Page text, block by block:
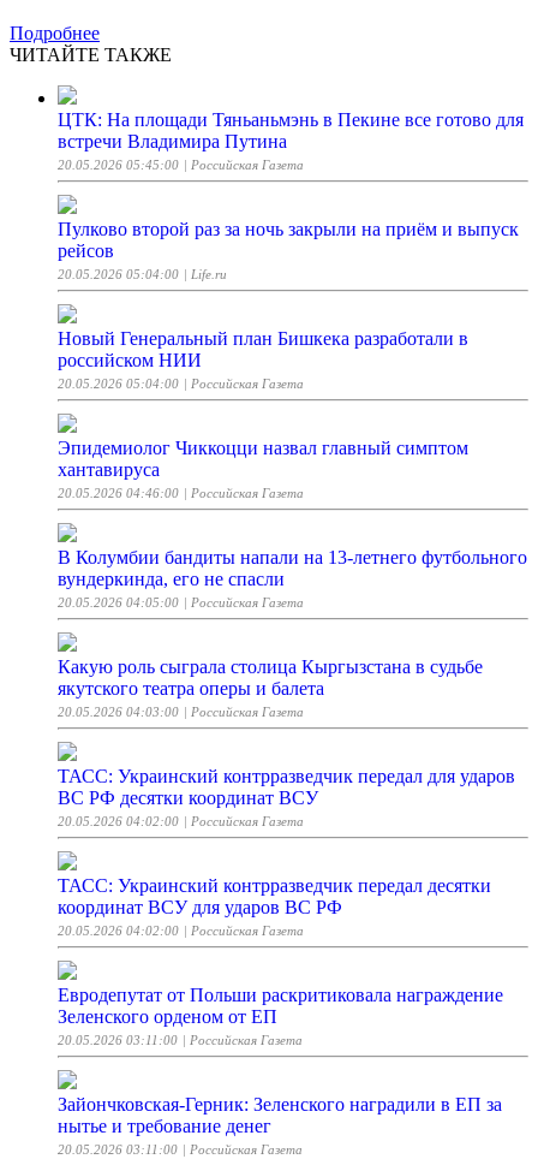
Подробнее
ЧИТАЙТЕ ТАКЖЕ
ЦТК: На площади Тяньаньмэнь в Пекине все готово для
встречи Владимира Путина
20.05.2026 05:45:00 | Российская Газета
Пулково второй раз за ночь закрыли на приём и выпуск
рейсов
20.05.2026 05:04:00 | Life.ru
Новый Генеральный план Бишкека разработали в
российском НИИ
20.05.2026 05:04:00 | Российская Газета
Эпидемиолог Чиккоцци назвал главный симптом
хантавируса
20.05.2026 04:46:00 | Российская Газета
В Колумбии бандиты напали на 13-летнего футбольного
вундеркинда, его не спасли
20.05.2026 04:05:00 | Российская Газета
Какую роль сыграла столица Кыргызстана в судьбе
якутского театра оперы и балета
20.05.2026 04:03:00 | Российская Газета
ТАСС: Украинский контрразведчик передал для ударов
ВС РФ десятки координат ВСУ
20.05.2026 04:02:00 | Российская Газета
ТАСС: Украинский контрразведчик передал десятки
координат ВСУ для ударов ВС РФ
20.05.2026 04:02:00 | Российская Газета
Евродепутат от Польши раскритиковала награждение
Зеленского орденом от ЕП
20.05.2026 03:11:00 | Российская Газета
Зайончковская-Герник: Зеленского наградили в ЕП за
нытье и требование денег
20.05.2026 03:11:00 | Российская Газета